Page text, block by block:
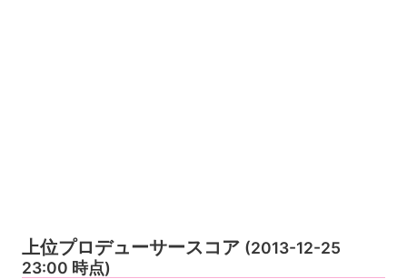
上位プロデューサースコア (2013-12-25
23:00 時点)